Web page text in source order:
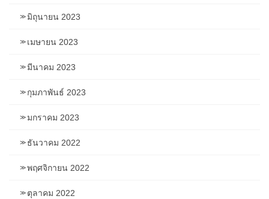
มิถุนายน 2023
เมษายน 2023
มีนาคม 2023
กุมภาพันธ์ 2023
มกราคม 2023
ธันวาคม 2022
พฤศจิกายน 2022
ตุลาคม 2022